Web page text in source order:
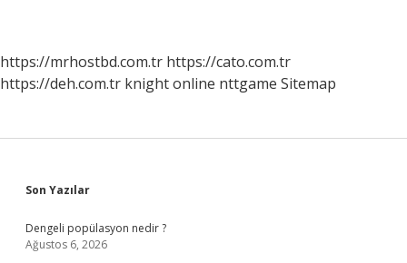
https://mrhostbd.com.tr https://cato.com.tr
https://deh.com.tr knight online nttgame Sitemap
Sidebar
Son Yazılar
Dengeli popülasyon nedir ?
Ağustos 6, 2026